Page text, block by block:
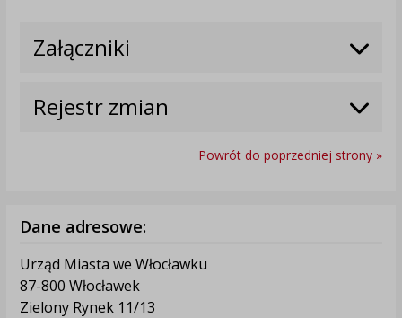
Załączniki
Rejestr zmian
Powrót do poprzedniej strony »
Dane adresowe:
Urząd Miasta we Włocławku
87-800 Włocławek
Zielony Rynek 11/13